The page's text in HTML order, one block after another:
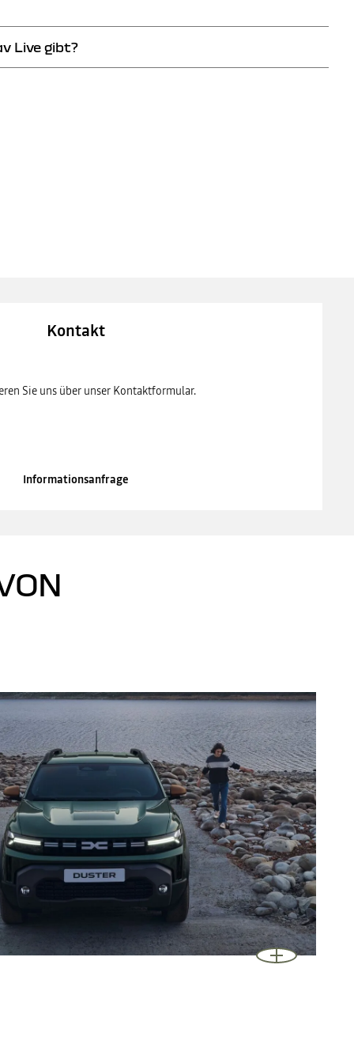
und wählen Sie Ihre Sprache aus.
. Live gibt?
Kontakt
Sie uns über unser Kontaktformular.
Informationsanfrage